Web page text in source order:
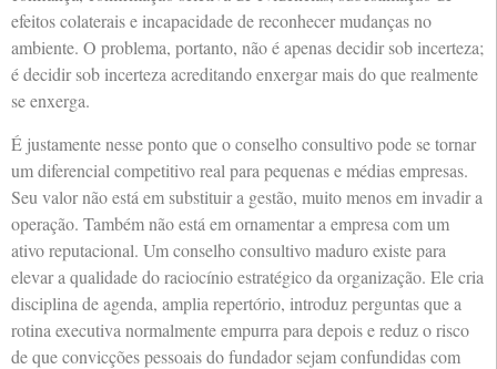
efeitos colaterais e incapacidade de reconhecer mudanças no
ambiente. O problema, portanto, não é apenas decidir sob incerteza;
é decidir sob incerteza acreditando enxergar mais do que realmente
se enxerga.
É justamente nesse ponto que o conselho consultivo pode se tornar
um diferencial competitivo real para pequenas e médias empresas.
Seu valor não está em substituir a gestão, muito menos em invadir a
operação. Também não está em ornamentar a empresa com um
ativo reputacional. Um conselho consultivo maduro existe para
elevar a qualidade do raciocínio estratégico da organização. Ele cria
disciplina de agenda, amplia repertório, introduz perguntas que a
rotina executiva normalmente empurra para depois e reduz o risco
de que convicções pessoais do fundador sejam confundidas com